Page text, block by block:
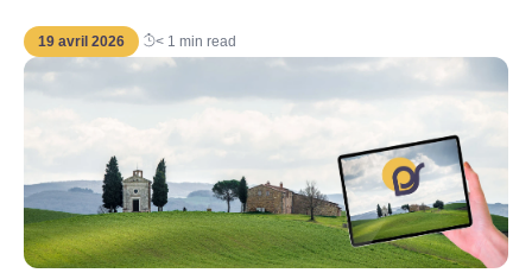
19 avril 2026 < 1 min read